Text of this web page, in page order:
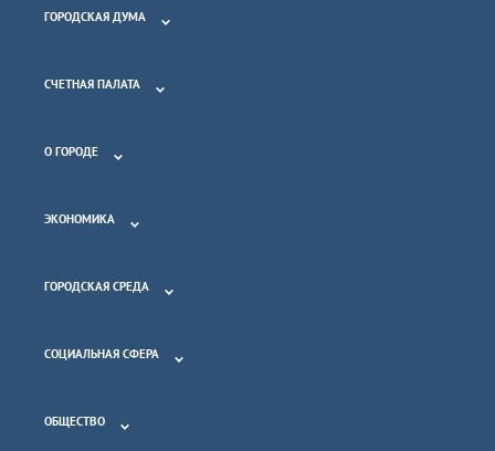
ГОРОДСКАЯ ДУМА
СЧЕТНАЯ ПАЛАТА
О ГОРОДЕ
ЭКОНОМИКА
ГОРОДСКАЯ СРЕДА
СОЦИАЛЬНАЯ СФЕРА
ОБЩЕСТВО